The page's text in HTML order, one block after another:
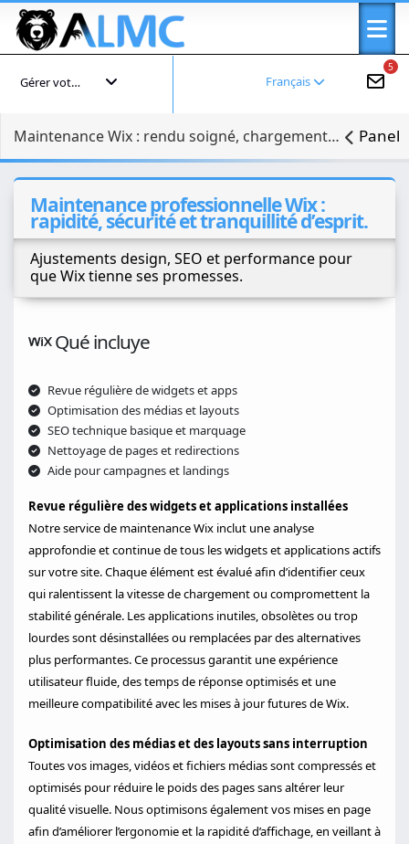
5
Français
Gérer votre compte
Maintenance Wix : rendu soigné, chargement rapide Panel
Maintenance professionnelle Wix :
rapidité, sécurité et tranquillité d’esprit.
Ajustements design, SEO et performance pour
que Wix tienne ses promesses.
Qué incluye
Revue régulière de widgets et apps
Optimisation des médias et layouts
SEO technique basique et marquage
Nettoyage de pages et redirections
Aide pour campagnes et landings
Revue régulière des widgets et applications installées
Notre service de maintenance Wix inclut une analyse
approfondie et continue de tous les widgets et applications actifs
sur votre site. Chaque élément est évalué afin d’identifier ceux
qui ralentissent la vitesse de chargement ou compromettent la
stabilité générale. Les applications inutiles, obsolètes ou trop
lourdes sont désinstallées ou remplacées par des alternatives
plus performantes. Ce processus garantit une expérience
utilisateur fluide, des temps de réponse optimisés et une
meilleure compatibilité avec les mises à jour futures de Wix.
Optimisation des médias et des layouts sans interruption
Toutes vos images, vidéos et fichiers médias sont compressés et
optimisés pour réduire le poids des pages sans altérer leur
qualité visuelle. Nous optimisons également vos mises en page
afin d’améliorer l’ergonomie et la rapidité d’affichage, en veillant à